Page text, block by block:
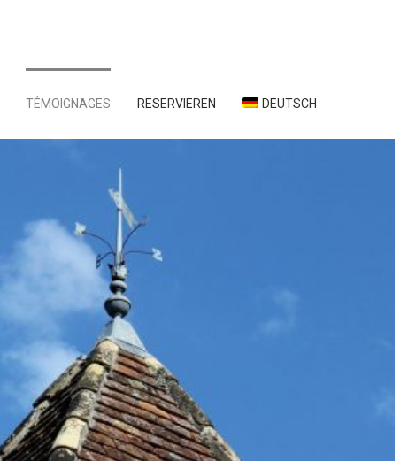
TÉMOIGNAGES RESERVIEREN DEUTSCH